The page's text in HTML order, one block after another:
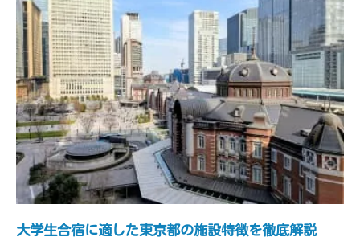
合宿施設の選び方で変わる東京ステイの質
スポーツ合宿施設の設備が快適な理由とは
大学生合宿に最適な東京合宿施設の利便性
東京都内で大学生合宿が人気な秘密を解説
スポーツ合宿施設を東京都内で見つけるコツ
大学生合宿に最適な東京スポーツ施設の探
し方
東京都でスポーツ合宿を効率化するポイン
ト
大学生合宿に適した東京都の施設特徴を徹底解説